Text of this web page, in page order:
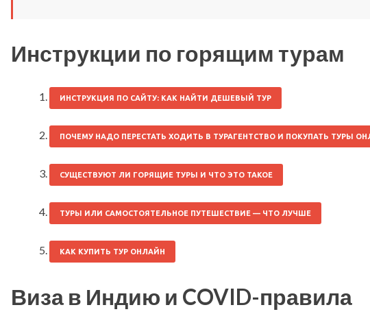
Инструкции по горящим турам
ИНСТРУКЦИЯ ПО САЙТУ: КАК НАЙТИ ДЕШЕВЫЙ ТУР
ПОЧЕМУ НАДО ПЕРЕСТАТЬ ХОДИТЬ В ТУРАГЕНТСТВО И ПОКУПАТЬ ТУРЫ
СУЩЕСТВУЮТ ЛИ ГОРЯЩИЕ ТУРЫ И ЧТО ЭТО ТАКОЕ
ТУРЫ ИЛИ САМОСТОЯТЕЛЬНОЕ ПУТЕШЕСТВИЕ — ЧТО ЛУЧШЕ
КАК КУПИТЬ ТУР ОНЛАЙН
Виза в Индию и COVID-правила